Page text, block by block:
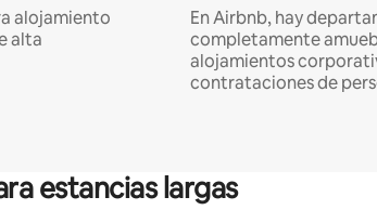
alojamiento
alta
En Airbnb, hay
completamente
alojamientos
contrataciones de
estancias largas